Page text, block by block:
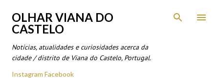
Avançar para o conteúdo principal
OLHAR VIANA DO
CASTELO
Notícias, atualidades e curiosidades acerca da
cidade / distrito de Viana do Castelo, Portugal.
Instagram Facebook